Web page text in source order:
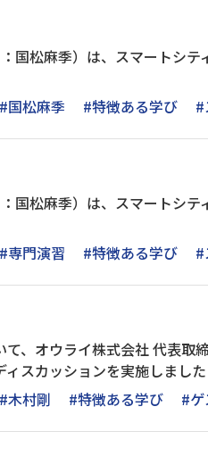
国松麻季）は、スマートシ
#国松麻季 #特徴ある学び #
国松麻季）は、スマートシ
#専門演習 #特徴ある学び #
、オウライ株式会社 代表取
スカッションを実施しました
#木村剛 #特徴ある学び #ゲ